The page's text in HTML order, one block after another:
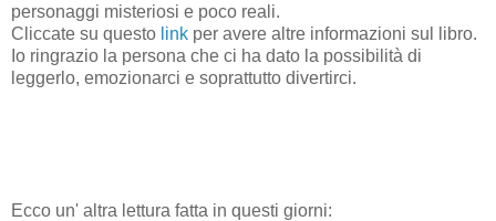
personaggi misteriosi e poco reali.
Cliccate su questo link per avere altre informazioni sul libro.
Io ringrazio la persona che ci ha dato la possibilità di
leggerlo, emozionarci e soprattutto divertirci.
Ecco un' altra lettura fatta in questi giorni: